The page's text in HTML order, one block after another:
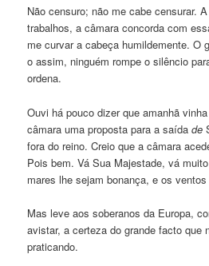
Não censuro; não me cabe censurar.
trabalhos, a câmara concorda com
me curvar a cabeça humildemente. O
o assim, ninguém rompe o silêncio
ordena.
Ouvi há pouco dizer que amanhã
câmara uma proposta para a saídade
fora do reino. Creio que a câmara
Pois bem. Vá Sua Majestade, vá
mares lhe sejam bonança, e os
Mas leve aos soberanos da Europa,
avistar, a certeza do grande facto que
praticando.